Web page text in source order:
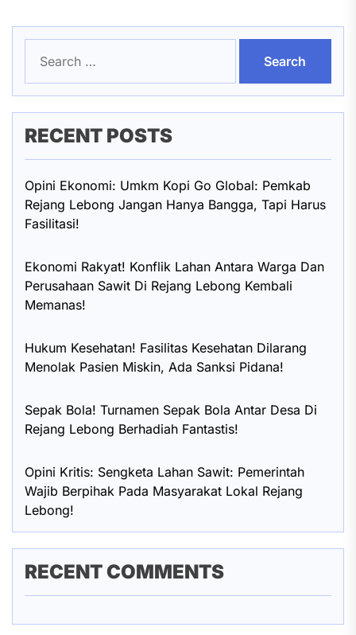
for:
RECENT POSTS
Opini Ekonomi: Umkm Kopi Go Global: Pemkab
Rejang Lebong Jangan Hanya Bangga, Tapi Harus
Fasilitasi!
Ekonomi Rakyat! Konflik Lahan Antara Warga Dan
Perusahaan Sawit Di Rejang Lebong Kembali
Memanas!
Hukum Kesehatan! Fasilitas Kesehatan Dilarang
Menolak Pasien Miskin, Ada Sanksi Pidana!
Sepak Bola! Turnamen Sepak Bola Antar Desa Di
Rejang Lebong Berhadiah Fantastis!
Opini Kritis: Sengketa Lahan Sawit: Pemerintah
Wajib Berpihak Pada Masyarakat Lokal Rejang
Lebong!
RECENT COMMENTS